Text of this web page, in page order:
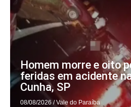
Homem morre e oito
feridas em acidente
Cunha, SP
08/08/2026 / Vale do Paraíba